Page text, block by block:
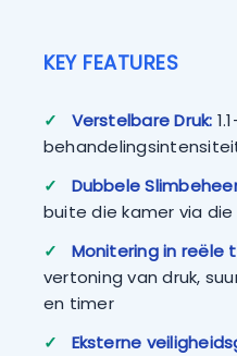
KEY FEATURES
✓ Verstelbare Druk:
✓
Dubbele
buite die kamer via
✓
Monitering in reële
vertoning van druk,
en timer
✓
Eksterne